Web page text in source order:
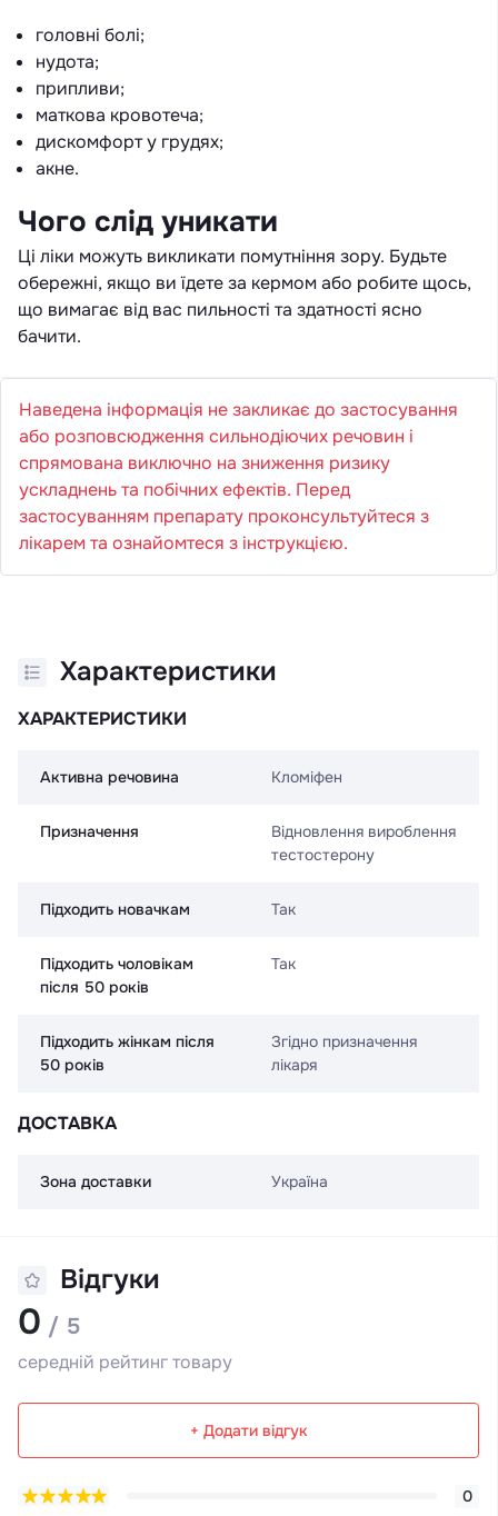
головні болі;
нудота;
припливи;
маткова кровотеча;
дискомфорт у грудях;
акне.
Чого слід уникати
Ці ліки можуть викликати помутніння зору. Будьте
обережні, якщо ви їдете за кермом або робите щось,
що вимагає від вас пильності та здатності ясно
бачити.
Наведена інформація не закликає до застосування
або розповсюдження сильнодіючих речовин і
спрямована виключно на зниження ризику
ускладнень та побічних ефектів. Перед
застосуванням препарату проконсультуйтеся з
лікарем та ознайомтеся з інструкцією.
Характеристики
ХАРАКТЕРИСТИКИ
Активна речовина Кломіфен
Призначення
Відновлення вироблення
тестостерону
Підходить новачкам Так
Підходить чоловікам
після 50 років
Так
Підходить жінкам після
50 років
Згідно призначення
лікаря
ДОСТАВКА
Зона доставки Україна
Відгуки
0 / 5
середній рейтинг товару
+ Додати відгук
0